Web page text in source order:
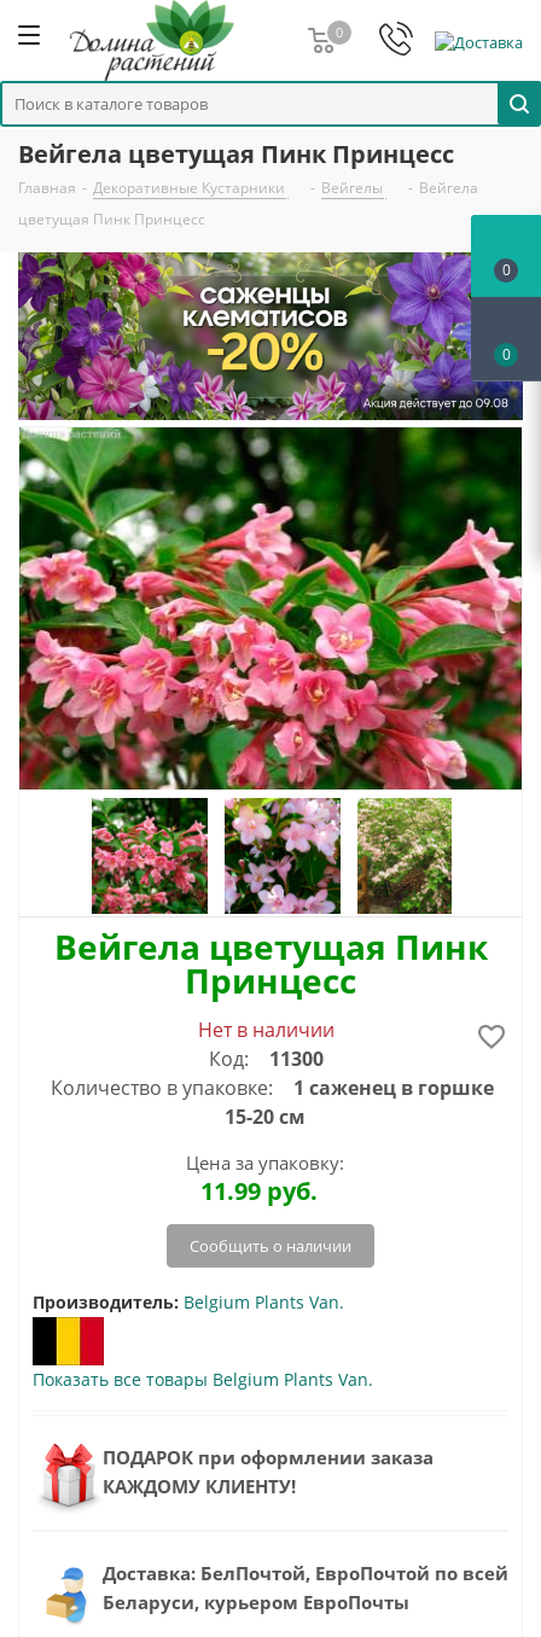
0
Вейгела цветущая Пинк Принцесс
Главная - Декоративные Кустарники - Вейгелы - Вейгела
цветущая Пинк Принцесс
Вейгела цветущая Пинк
Принцесс
Нет в наличии
Код:
11300
Количество в упаковке:
1 саженец в горшке
15-20 см
Цена за упаковку:
11.99руб.
Сообщить о наличии
Производитель: Belgium Plants Van.
Показать все товары Belgium Plants Van.
ПОДАРОК при оформлении заказа
КАЖДОМУ КЛИЕНТУ!
Доставка: БелПочтой, ЕвроПочтой по всей
Беларуси, курьером ЕвроПочты
0
0